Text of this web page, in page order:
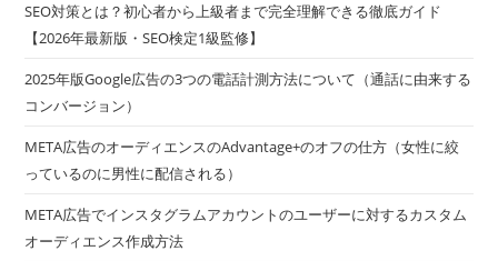
SEO対策とは？初心者から上級者まで完全理解できる徹底ガイド
【2026年最新版・SEO検定1級監修】
2025年版Google広告の3つの電話計測方法について（通話に由来する
コンバージョン）
META広告のオーディエンスのAdvantage+のオフの仕方（女性に絞
っているのに男性に配信される）
META広告でインスタグラムアカウントのユーザーに対するカスタム
オーディエンス作成方法